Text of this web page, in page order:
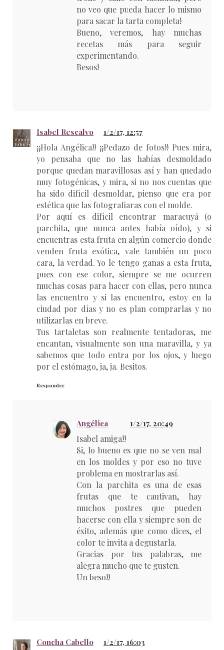
no veo que pueda hacer lo mismo
para sacar la tarta completa!
Bueno, veremos, hay muchas
recetas más para seguir
experimentando.
Besos!
Isabel Rescalvo 1/2/17, 12:57
¡¡Hola Angélica!! ¡¡Pedazo de fotos!! Pues mira,
yo pensaba que no las habías desmoldado
porque quedan maravillosas así y han quedado
muy fotogénicas, y mira, si no nos cuentas que
ha sido difícil desmoldar, pienso que era por
estética que las fotografiaras con el molde.
Por aquí es difícil encontrar maracuyá (o
parchita, que nunca antes había oído), y si
encuentras esta fruta en algún comercio donde
venden fruta exótica, vale también un poco
cara, la verdad. Yo le tengo ganas a esta fruta,
pues con ese color, siempre se me ocurren
muchas cosas para hacer con ellas, pero nunca
las encuentro y si las encuentro, estoy en la
ciudad por días y no es plan comprarlas y no
utilizarlas en breve.
Tus tartaletas son realmente tentadoras, me
encantan, visualmente son una maravilla, y ya
sabemos que todo entra por los ojos, y luego
por el estómago, ja, ja. Besitos.
Responder
Angélica 1/2/17, 20:49
Isabel amiga!!
Si, lo bueno es que no se ven mal
en los moldes y por eso no tuve
problema en mostrarlas así.
Con la parchita es una de esas
frutas que te cautivan, hay
muchos postres que pueden
hacerse con ella y siempre son de
éxito, además que como dices, el
color te invita a degustarla.
Gracias por tus palabras, me
alegra mucho que te gusten.
Un beso!!
Concha Cabello 1/2/17, 16:03